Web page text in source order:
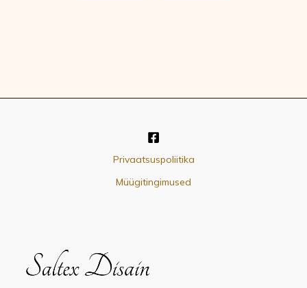
Privaatsuspoliitika
Müügitingimused